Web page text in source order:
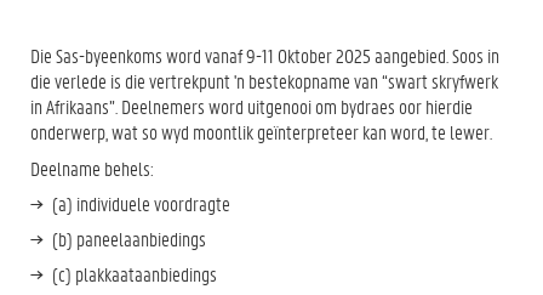
Die Sas-byeenkoms word vanaf 9-11 Oktober 2025 aangebied. Soos in
die verlede is die vertrekpunt 'n bestekopname van “swart skryfwerk
in Afrikaans”. Deelnemers word uitgenooi om bydraes oor hierdie
onderwerp, wat so wyd moontlik geïnterpreteer kan word, te lewer.
Deelname behels:
(a) individuele voordragte
(b) paneelaanbiedings
(c) plakkaataanbiedings